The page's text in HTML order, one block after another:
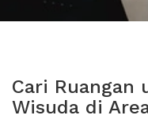
Cari Ruangan
Wisuda di